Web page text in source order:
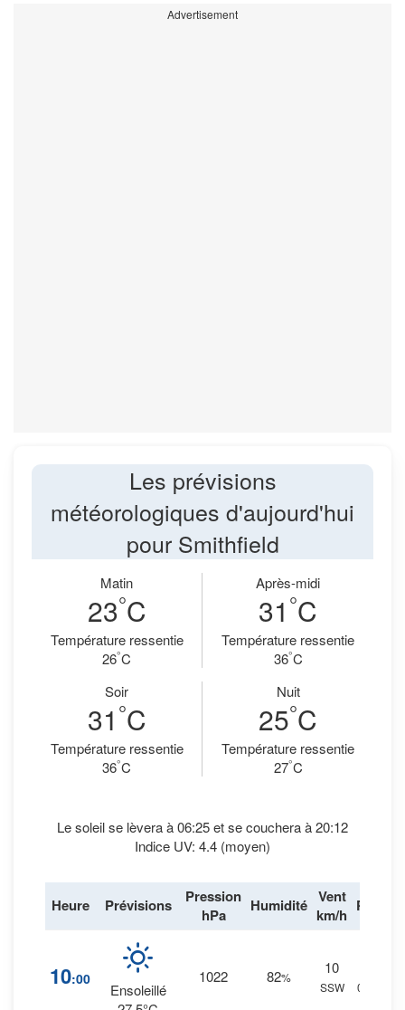
Advertisement
Les prévisions
météorologiques d'aujourd'hui
pour Smithfield
Matin
23°C
Température ressentie
26°C
Après-midi
31 °C
Température ressentie
36°C
Soir
31 °C
Température ressentie
36°C
Nuit
25°C
Température ressentie
27°C
Le soleil se lèvera à 06:25 et se couchera à 20:12
Indice UV: 4.4 (moyen)
Heure Prévisions
Pression
hPa
Humidité Vent
km/h Pluie
10:00
Ensoleillé
1022 82%
10
SSW
0 mm.